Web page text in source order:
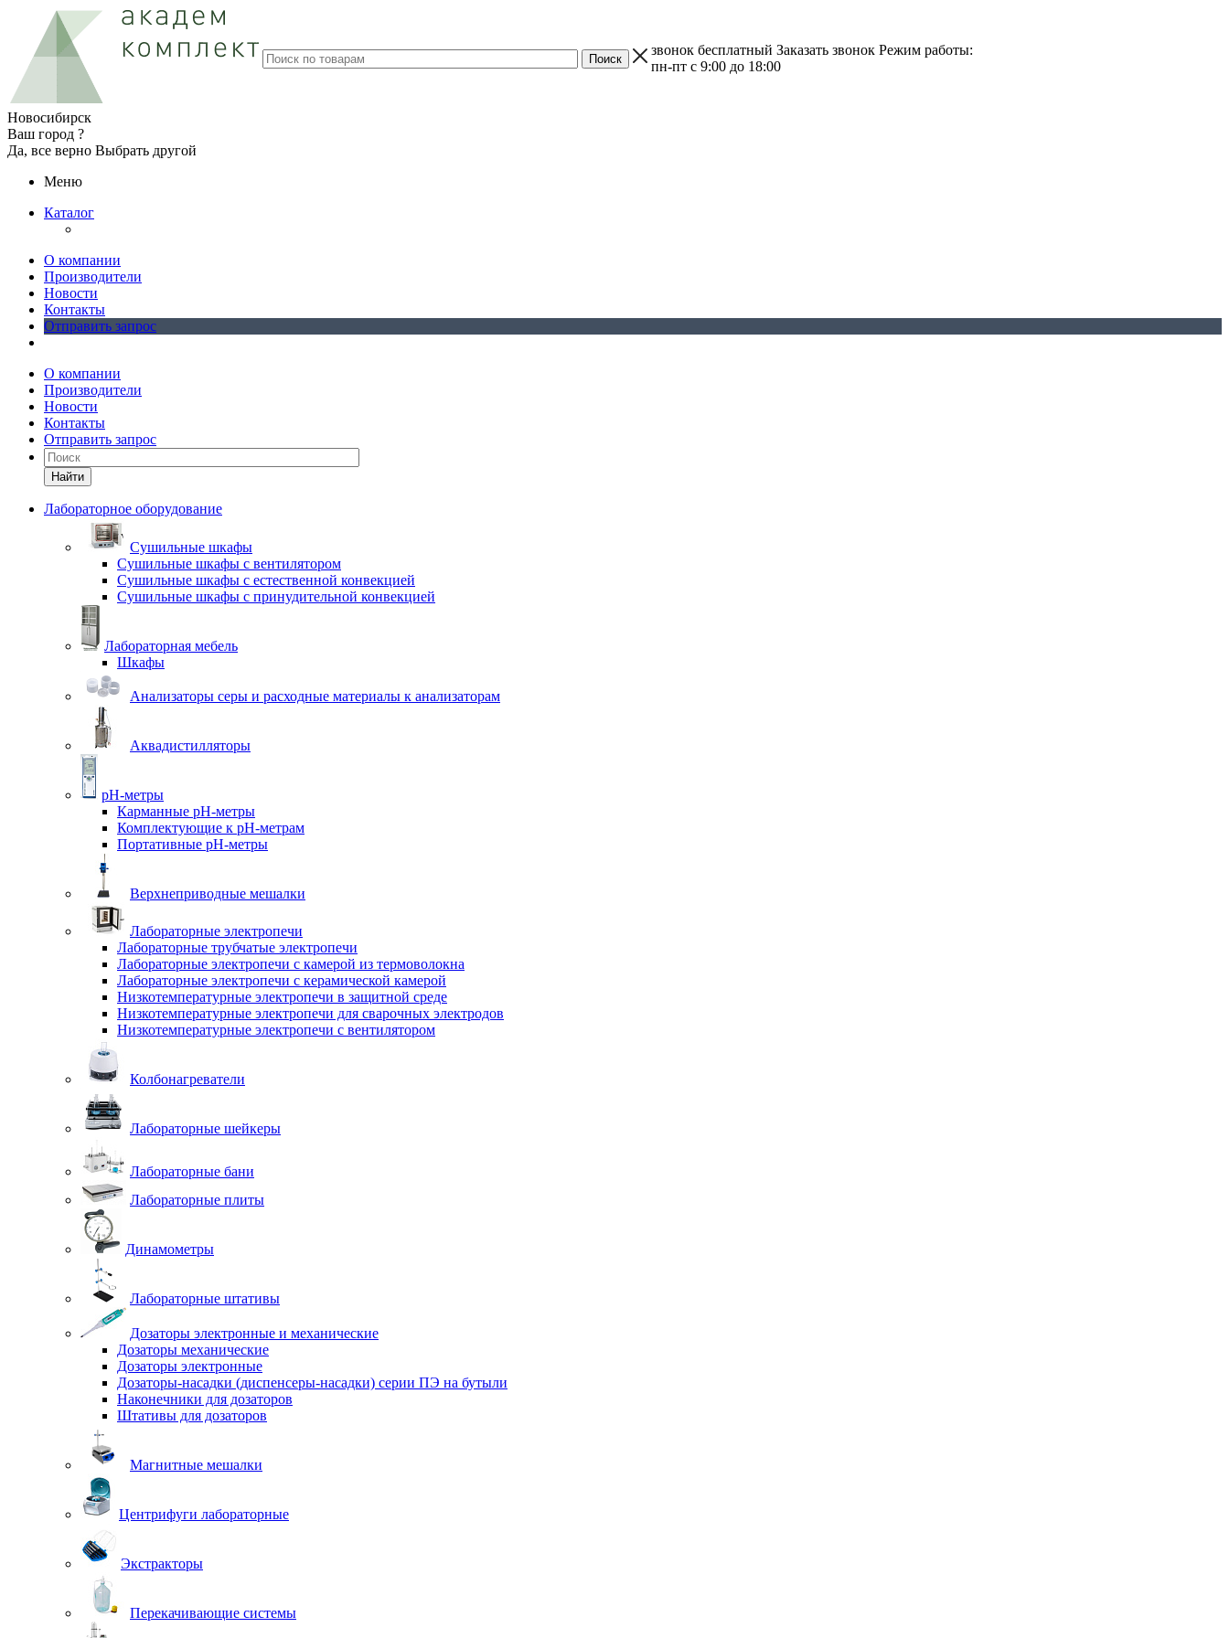
звонок бесплатный Заказать звонок Режим работы:
пн-пт с 9:00 до 18:00
Новосибирск
Ваш город ?
Да, все верно Выбрать другой
Меню
Каталог
О компании
Производители
Новости
Контакты
Отправить запрос
О компании
Производители
Новости
Контакты
Отправить запрос
Найти
Лабораторное оборудование
Cушильные шкафы
Сушильные шкафы с вентилятором
Сушильные шкафы с естественной конвекцией
Сушильные шкафы с принудительной конвекцией
Лабораторная мебель
Шкафы
Анализаторы серы и расходные материалы к анализаторам
Аквадистилляторы
pH-метры
Карманные pH-метры
Комплектующие к pH-метрам
Портативные pH-метры
Верхнеприводные мешалки
Лабораторные электропечи
Лабораторные трубчатые электропечи
Лабораторные электропечи с камерой из термоволокна
Лабораторные электропечи с керамической камерой
Низкотемпературные электропечи в защитной среде
Низкотемпературные электропечи для cварочных электродов
Низкотемпературные электропечи с вентилятором
Колбонагреватели
Лабораторные шейкеры
Лабораторные бани
Лабораторные плиты
Динамометры
Лабораторные штативы
Дозаторы электронные и механические
Дозаторы механические
Дозаторы электронные
Дозаторы-насадки (диспенсеры-насадки) серии ПЭ на бутыли
Наконечники для дозаторов
Штативы для дозаторов
Магнитные мешалки
Центрифуги лабораторные
Экстракторы
Перекачивающие системы